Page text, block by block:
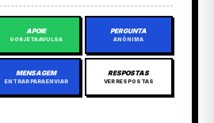
APOIE
GORJETA AVULSA
PERGUNTA
ANÔNIMA
MENSAGEM
ENTRAR PARA ENVIAR
RESPOSTAS
VER RESPOSTAS